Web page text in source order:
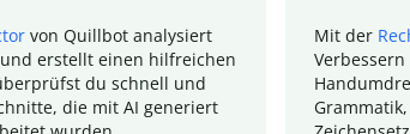
von Quillbot analysiert
erstellt einen hilfreichen
du schnell und
die mit AI generiert
Mit der